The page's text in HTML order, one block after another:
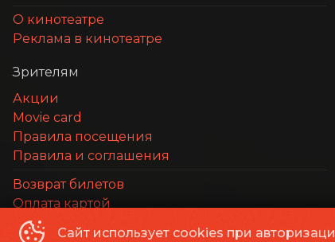
Сайт использует cookies при
О кинотеатре
Реклама в кинотеатре
Зрителям
Акции
Movie card
Правила посещения
Правила и соглашения
Возврат билетов
Оплата картой